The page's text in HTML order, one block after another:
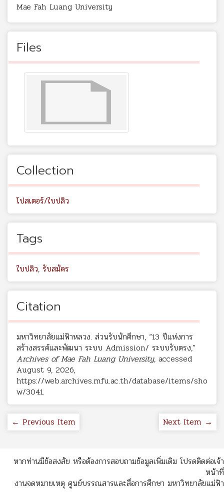
Mae Fah Luang University
Files
Collection
โปสเตอร์/ใบปลิว
Tags
ใบปลิว, รับสมัคร
Citation
มหาวิทยาลัยแม่ฟ้าหลวง. ส่วนรับนักศึกษา, “13 ปีแห่งการ
สร้างสรรค์และพัฒนา ระบบ Admission/ ระบบรับตรง,”
Archives of Mae Fah Luang University, accessed
August 9, 2026,
https://web.archives.mfu.ac.th/database/items/sho
w/3041.
← Previous Item Next Item →
หากท่านมีข้อสงสัย หรือต้องการสอบถามข้อมูลเพิ่มเติม โปรดติดต่อเจ้า
หน้าที่
งานจดหมายเหตุ ศูนย์บรรณสารและสื่อการศึกษา มหาวิทยาลัยแม่ฟ้า